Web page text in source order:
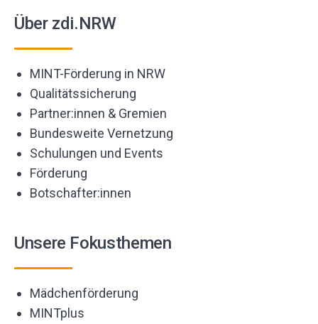
Über zdi.NRW
MINT-Förderung in NRW
Qualitätssicherung
Partner:innen & Gremien
Bundesweite Vernetzung
Schulungen und Events
Förderung
Botschafter:innen
Unsere Fokusthemen
Mädchenförderung
MINTplus